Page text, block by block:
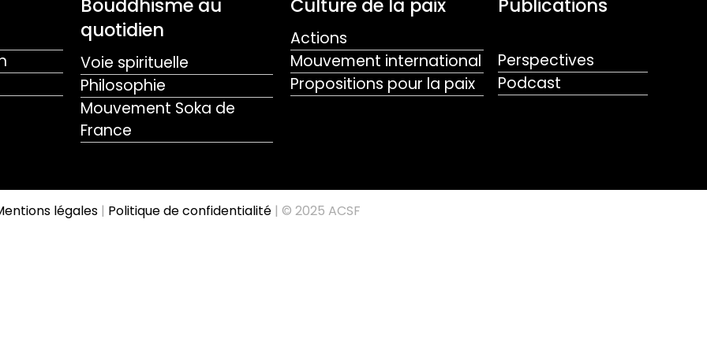
Bouddhisme au
quotidien
Voie spirituelle
Philosophie
Mouvement Soka de
France
Culture de la paix
Actions
Mouvement international
Propositions pour la paix
Publications
Perspectives
Podcast
légales| Politique de confidentialité| © 2025 ACSF